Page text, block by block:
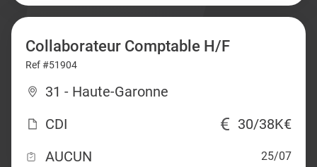
Collaborateur Comptable H/F
Ref #51904
31 - Haute-Garonne
CDI
30/38K€
AUCUN
25/07